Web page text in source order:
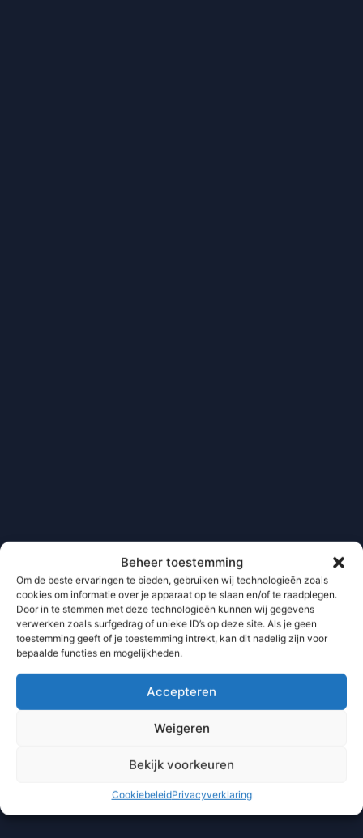
Beheer toestemming
Om de beste ervaringen te bieden, gebruiken wij technologieën zoals
cookies om informatie over je apparaat op te slaan en/of te raadplegen.
Door in te stemmen met deze technologieën kunnen wij gegevens
verwerken zoals surfgedrag of unieke ID’s op deze site. Als je geen
toestemming geeft of je toestemming intrekt, kan dit nadelig zijn voor
bepaalde functies en mogelijkheden.
Accepteren
Weigeren
Bekijk voorkeuren
CookiebeleidPrivacyverklaring